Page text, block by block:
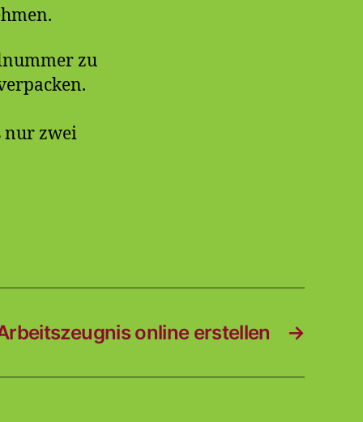
zu
nur zwei
→
online erstellen